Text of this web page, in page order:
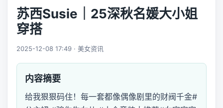
苏西Susie｜25深秋名媛大小姐
穿搭
2025-12-08 17:49 · 美女资讯
内容摘要
给我狠狠码住！每一套都像偶像剧里的财阀千金#